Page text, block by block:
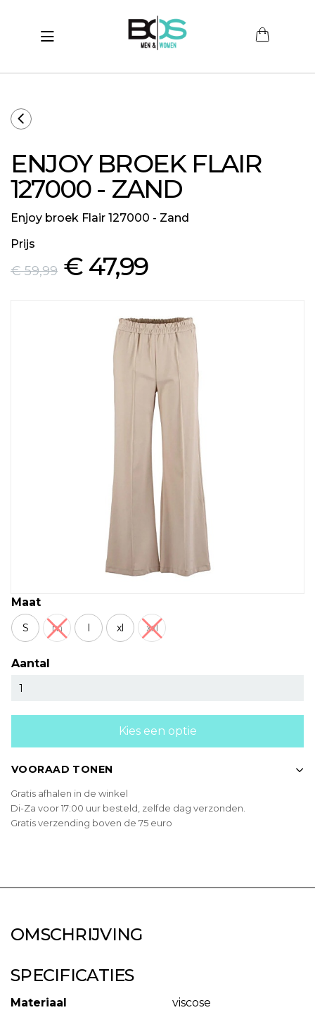
(Men)
(Sale)
Toggle navigation
ENJOY BROEK FLAIR
127000 - ZAND
Enjoy broek Flair 127000 - Zand
Prijs
€ 59,99 € 47,99
Maat
S m l xl xxl
Aantal
Kies een optie
VOORAAD TONEN
Gratis afhalen in de winkel
Di-Za voor 17:00 uur besteld, zelfde dag verzonden.
Gratis verzending boven de 75 euro
OMSCHRIJVING
SPECIFICATIES
Materiaal
viscose